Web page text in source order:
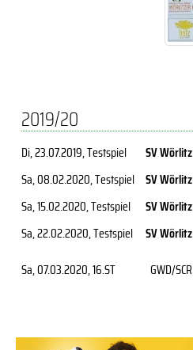
2019/20
Di, 23.07.2019, Testspiel SV Wörlitz
Sa, 08.02.2020, Testspiel SV Wörlitz
Sa, 15.02.2020, Testspiel SV Wörlitz
Sa, 22.02.2020, Testspiel SV Wörlitz
Sa, 07.03.2020, 16.ST GWD/SCR